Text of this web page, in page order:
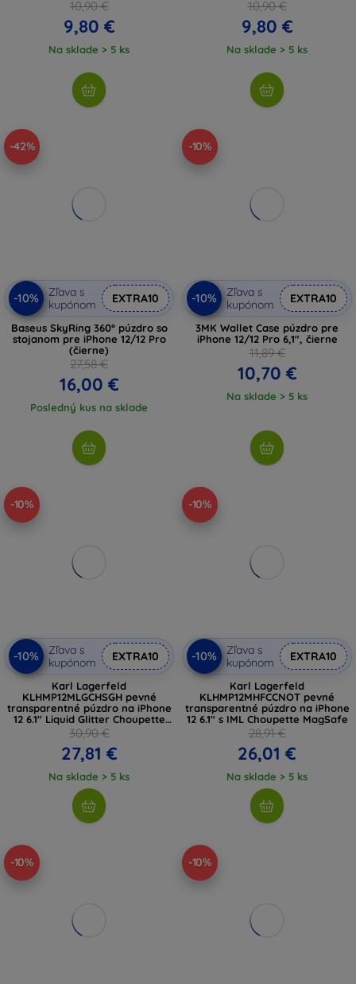
10,90 €
9,80 €
Na sklade > 5 ks
10,90 €
9,80 €
Na sklade > 5 ks
-42%
-10%
Zľava s
kupónom
EXTRA10
Baseus SkyRing 360° púzdro so
stojanom pre iPhone 12/12 Pro
(čierne)
27,58 €
16,00 €
Posledný kus na sklade
-10%
-10%
Zľava s
kupónom
EXTRA10
3MK Wallet Case púzdro pre
iPhone 12/12 Pro 6,1", čierne
11,89 €
10,70 €
Na sklade > 5 ks
-10%
-10%
Zľava s
kupónom
EXTRA10
Karl Lagerfeld
KLHMP12MLGCHSGH pevné
transparentné púzdro na iPhone
12 6.1" Liquid Glitter Choupette
Head MagSafe
30,90 €
27,81 €
Na sklade > 5 ks
-10%
-10%
Zľava s
kupónom
EXTRA10
Karl Lagerfeld
KLHMP12MHFCCNOT pevné
transparentné púzdro na iPhone
12 6.1" s IML Choupette MagSafe
28,91 €
26,01 €
Na sklade > 5 ks
-10% -10%